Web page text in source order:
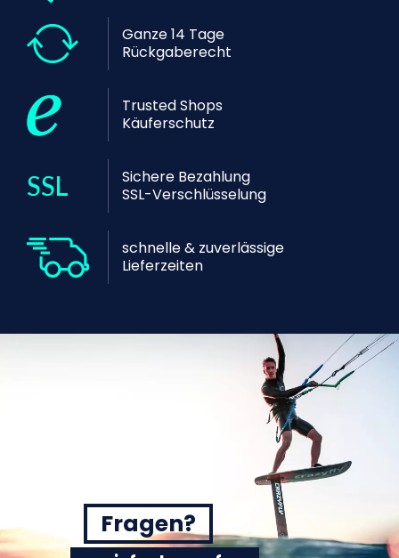
Ganze 14 Tage
Rückgaberecht
Trusted Shops
Käuferschutz
Sichere Bezahlung
SSL-Verschlüsselung
schnelle & zuverlässige
Lieferzeiten
Fragen?